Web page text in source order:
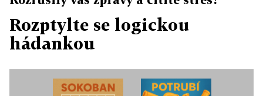
Rozptylte se logickou
hádankou